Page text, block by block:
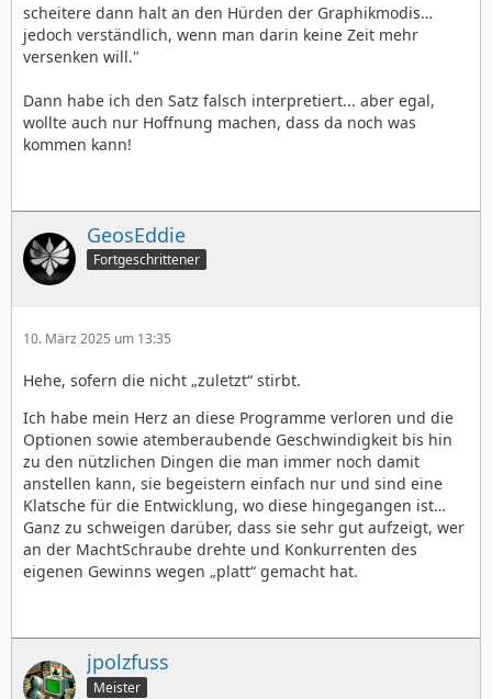
scheitere dann halt an den Hürden der Graphikmodis…
jedoch verständlich, wenn man darin keine Zeit mehr
versenken will."
Dann habe ich den Satz falsch interpretiert... aber egal,
wollte auch nur Hoffnung machen, dass da noch was
kommen kann!
GeosEddie
Fortgeschrittener
10. März 2025 um 13:35
Hehe, sofern die nicht „zuletzt“ stirbt.
Ich habe mein Herz an diese Programme verloren und die
Optionen sowie atemberaubende Geschwindigkeit bis hin
zu den nützlichen Dingen die man immer noch damit
anstellen kann, sie begeistern einfach nur und sind eine
Klatsche für die Entwicklung, wo diese hingegangen ist…
Ganz zu schweigen darüber, dass sie sehr gut aufzeigt, wer
an der MachtSchraube drehte und Konkurrenten des
eigenen Gewinns wegen „platt“ gemacht hat.
jpolzfuss
Meister